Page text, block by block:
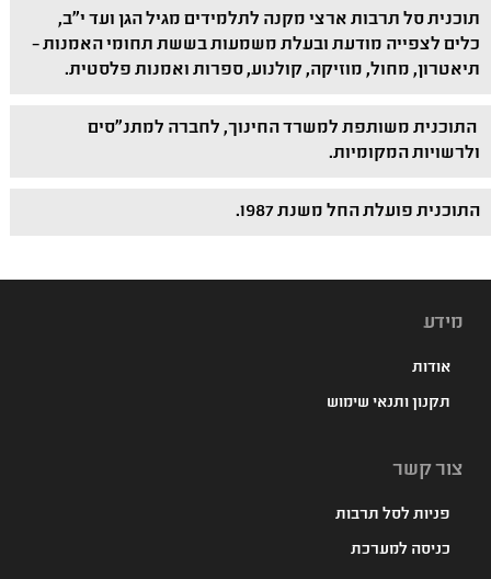
תוכנית סל תרבות ארצי מקנה לתלמידים מגיל הגן ועד י"ב,
כלים לצפייה מודעת ובעלת משמעות בששת תחומי האמנות –
תיאטרון, מחול, מוזיקה, קולנוע, ספרות ואמנות פלסטית.
התוכנית משותפת למשרד החינוך, לחברה למתנ"סים
ולרשויות המקומיות.
התוכנית פועלת החל משנת 1987.
מידע
אודות
תקנון ותנאי שימוש
צור קשר
פניות לסל תרבות
כניסה למערכת